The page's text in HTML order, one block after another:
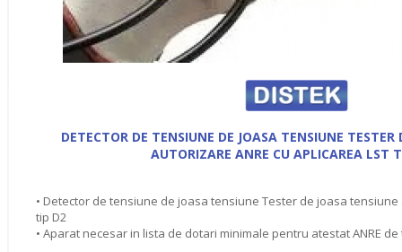
DETECTOR DE TENSIUNE DE JOASA TENSIUNE TESTER
AUTORIZARE ANRE CU APLICAREA LST
• Detector de tensiune de joasa tensiune Tester de joasa tensiune
tip D2
• Aparat necesar in lista de dotari minimale pentru atestat ANRE de